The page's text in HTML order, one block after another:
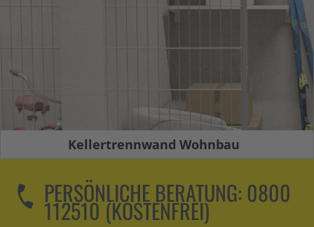
Kellertrennwand Wohnbau
PERSÖNLICHE BERATUNG: 0800
112510 (KOSTENFREI)